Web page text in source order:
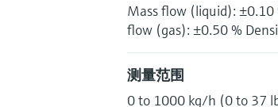
Mass flow (liquid):
flow (gas): ±0.50 %
测量范围
0 to 1000 kg/h (0 to 37